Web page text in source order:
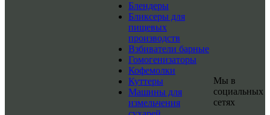
Блендеры
Бликсеры для
пищевых
производств
Взбиватели барные
Гомогенизаторы
Кофемолки
Куттеры
Машины для
измельчения
Мы в
социальных
сетях